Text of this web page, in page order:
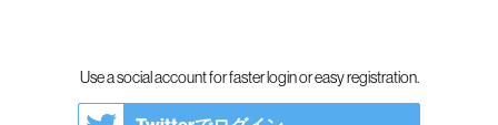
Use a social account for faster login or easy registration.